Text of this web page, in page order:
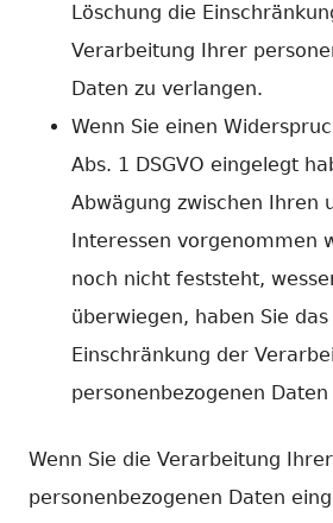
Löschung die
Verarbeitung Ihrer
Daten zu verlangen.
Wenn Sie einen
Abs. 1 DSGVO eingelegt
Abwägung zwischen Ihren
Interessen vorgenommen
noch nicht feststeht,
überwiegen, haben Sie das
Einschränkung der
personenbezogenen
Wenn Sie die Verarbeitung Ihrer
personenbezogenen Daten